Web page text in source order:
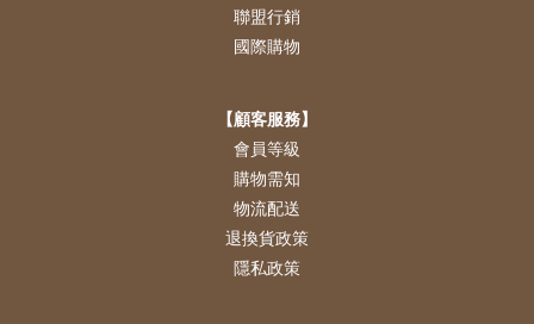
聯盟行銷
國際購物
【顧客服務】
會員等級
購物需知
物流配送
退換貨政策
隱私政策